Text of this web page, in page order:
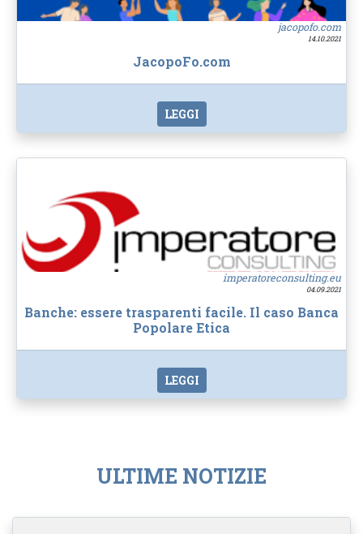
jacopofo.com
14.10.2021
JacopoFo.com
LEGGI
imperatoreconsulting.eu
04.09.2021
Banche: essere trasparenti facile. Il caso Banca
Popolare Etica
LEGGI
ULTIME NOTIZIE